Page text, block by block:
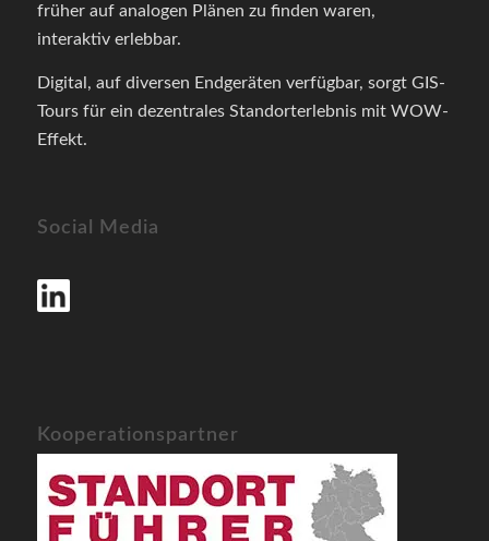
früher auf analogen Plänen zu finden waren,
interaktiv erlebbar.
Digital, auf diversen Endgeräten verfügbar, sorgt GIS-
Tours für ein dezentrales Standorterlebnis mit WOW-
Effekt.
Social Media
Kooperationspartner